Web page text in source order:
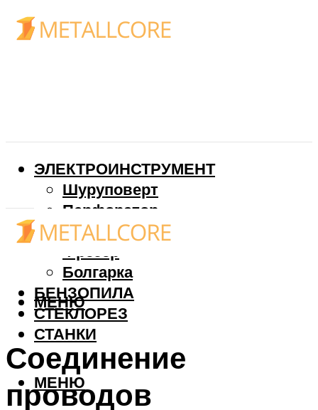
ЭЛЕКТРОИНСТРУМЕНТ
Шуруповерт
Перфоратор
Дрель
Фрезер
Болгарка
БЕНЗОПИЛА
СТЕКЛОРЕЗ
СТАНКИ
МЕНЮ
МЕНЮ
Соединение
проводов